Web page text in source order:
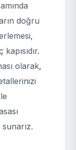
doğru
olarak,